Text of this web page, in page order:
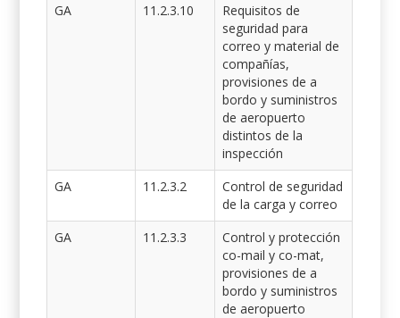
GA
11.2.3.10
Requisitos de
seguridad para
correo y material de
compañías,
provisiones de a
bordo y suministros
de aeropuerto
distintos de la
inspección
GA
11.2.3.2
Control de seguridad
de la carga y correo
GA
11.2.3.3
Control y protección
co-mail y co-mat,
provisiones de a
bordo y suministros
de aeropuerto